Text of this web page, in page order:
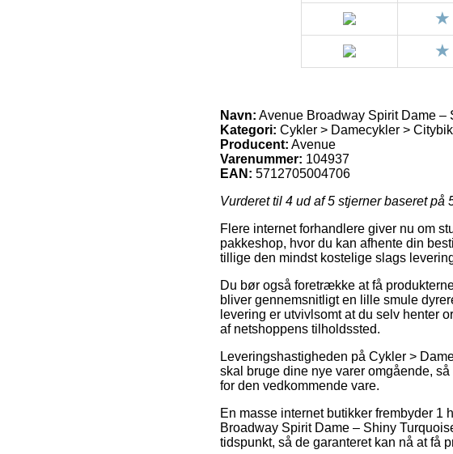
Navn: Avenue Broadway Spirit Dame –
Kategori: Cykler > Damecykler >
Producent: Avenue
Varenummer: 104937
EAN: 5712705004706
Vurderet til 4 ud af 5 stjerner baseret på
Flere internet forhandlere giver nu om
pakkeshop, hvor du kan afhente din
tillige den mindst kostelige slags
Du bør også foretrække at få
bliver gennemsnitligt en lille smule
levering er utvivlsomt at du selv henter
af netshoppens tilholdssted.
Leveringshastigheden på Cykler >
skal bruge dine nye varer omgående,
for den vedkommende vare.
En masse internet butikker frembyder 1
Broadway Spirit Dame – Shiny
tidspunkt, så de garanteret kan nå at få